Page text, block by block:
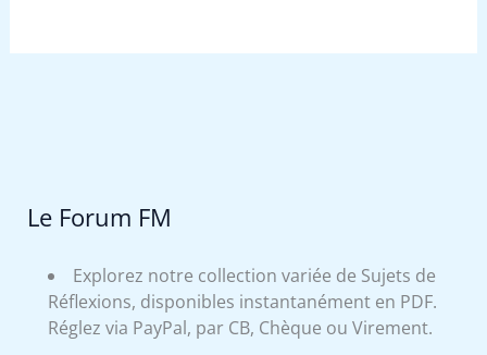
Le Forum FM
Explorez notre collection variée de Sujets de
Réflexions, disponibles instantanément en PDF.
Réglez via PayPal, par CB, Chèque ou Virement.